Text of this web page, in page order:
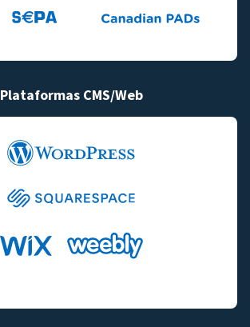
Plataformas CMS/Web